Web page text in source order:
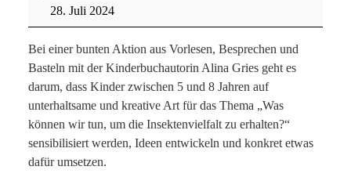
28. Juli 2024
Bei einer bunten Aktion aus Vorlesen, Besprechen und
Basteln mit der Kinderbuchautorin Alina Gries geht es
darum, dass Kinder zwischen 5 und 8 Jahren auf
unterhaltsame und kreative Art für das Thema „Was
können wir tun, um die Insektenvielfalt zu erhalten?“
sensibilisiert werden, Ideen entwickeln und konkret etwas
dafür umsetzen.